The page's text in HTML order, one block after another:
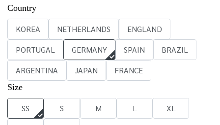
Country
KOREA NETHERLANDS
ENGLAND
PORTUGAL
GERMANY SPAIN
BRAZIL
ARGENTINA
JAPAN FRANCE
Size
SS S M L
XL